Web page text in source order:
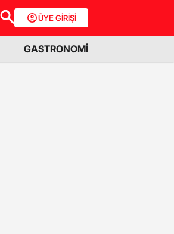
ÜYE GİRİŞİ
GASTRONOMİ